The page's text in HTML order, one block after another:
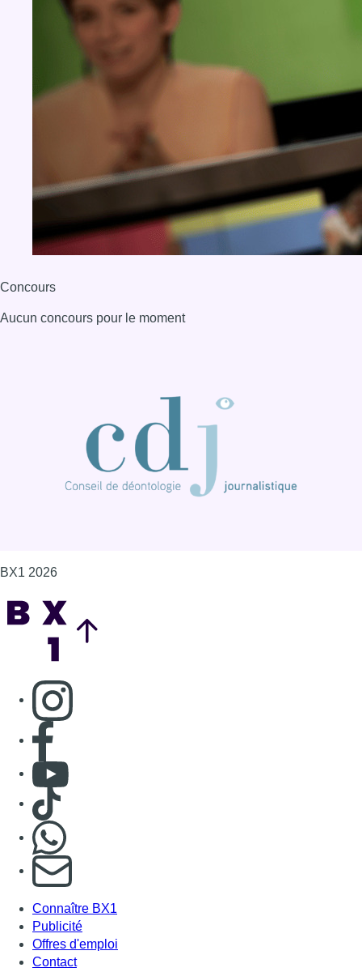
Concours
Aucun concours pour le moment
BX1 2026
Consulter page Instagram
Consulter page Facebook
Consulter Youtube
Consulter TikTok
S'abonner à notre newsletter
Connaître BX1
Publicité
Offres d'emploi
Contact